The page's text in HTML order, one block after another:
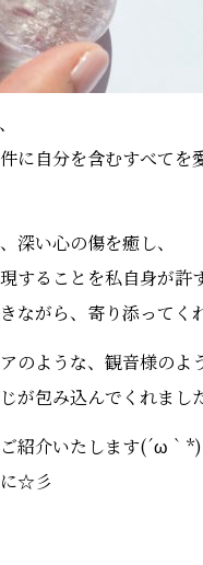
に自分を含むすべてを
深い心の傷を癒し、
することを私自身が許
ながら、寄り添ってく
のような、観音様のよ
が包み込んでくれま
紹介いたします(´ω｀*)
に☆彡